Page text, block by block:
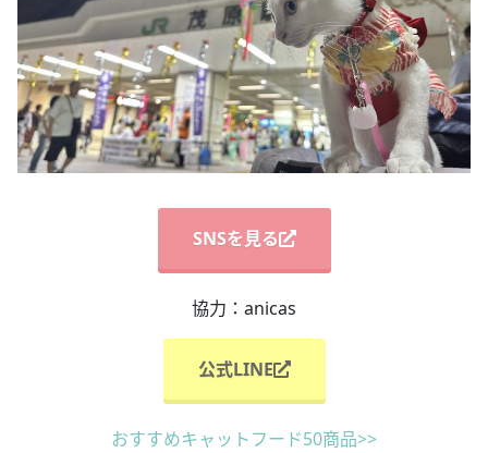
SNSを見る
協力：anicas
公式LINE
おすすめキャットフード50商品>>